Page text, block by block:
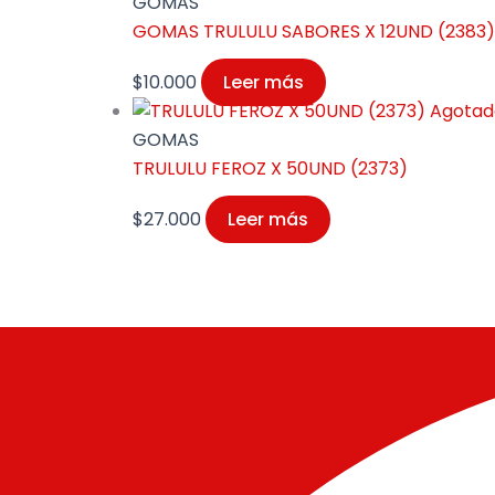
GOMAS TRULULU SABORES X 12UND (2383)
$10.000
Leer más
GOMAS
TRULULU FEROZ X 50UND (2373)
$27.000 Leer más